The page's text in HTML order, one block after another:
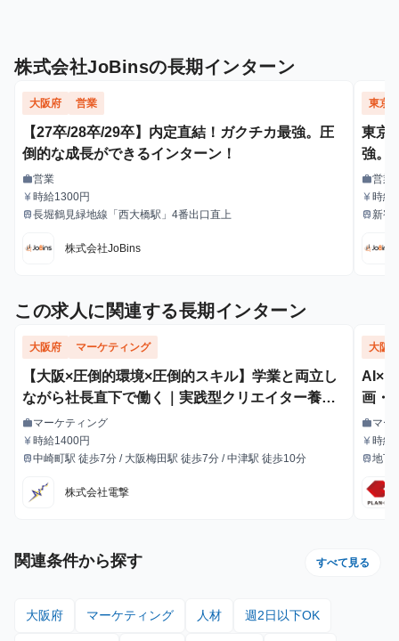
株式会社JoBinsの長期インターン
大阪府 営業
【27卒/28卒/29卒】内定直結！ガクチカ最強。圧
倒的な成長ができるインターン！
職種
work営業
給与
currency_yen時給1300円
最寄駅
train長堀鶴見緑地線「西大橋駅」4番出口直上
株式会社JoBins
東京
東京
強。
職種
work営業
給与
currency_yen時給
最寄駅
train 新宿
この求人に関連する長期インターン
大阪府 マーケティング
【大阪×圧倒的環境×圧倒的スキル】学業と両立し
ながら社長直下で働く｜実践型クリエイター養成
インターン
職種
workマーケティング
給与
currency_yen時給1400円
最寄駅
train中崎町駅 徒歩7分 / 大阪梅田駅 徒歩7分 / 中津駅 徒歩10分
株式会社電撃
大阪
AI×
画・
職種
workマー
給与
currency_yen時給
最寄駅
train地下
関連条件から探す すべて見る
大阪府 マーケティング 人材 週2日以下OK